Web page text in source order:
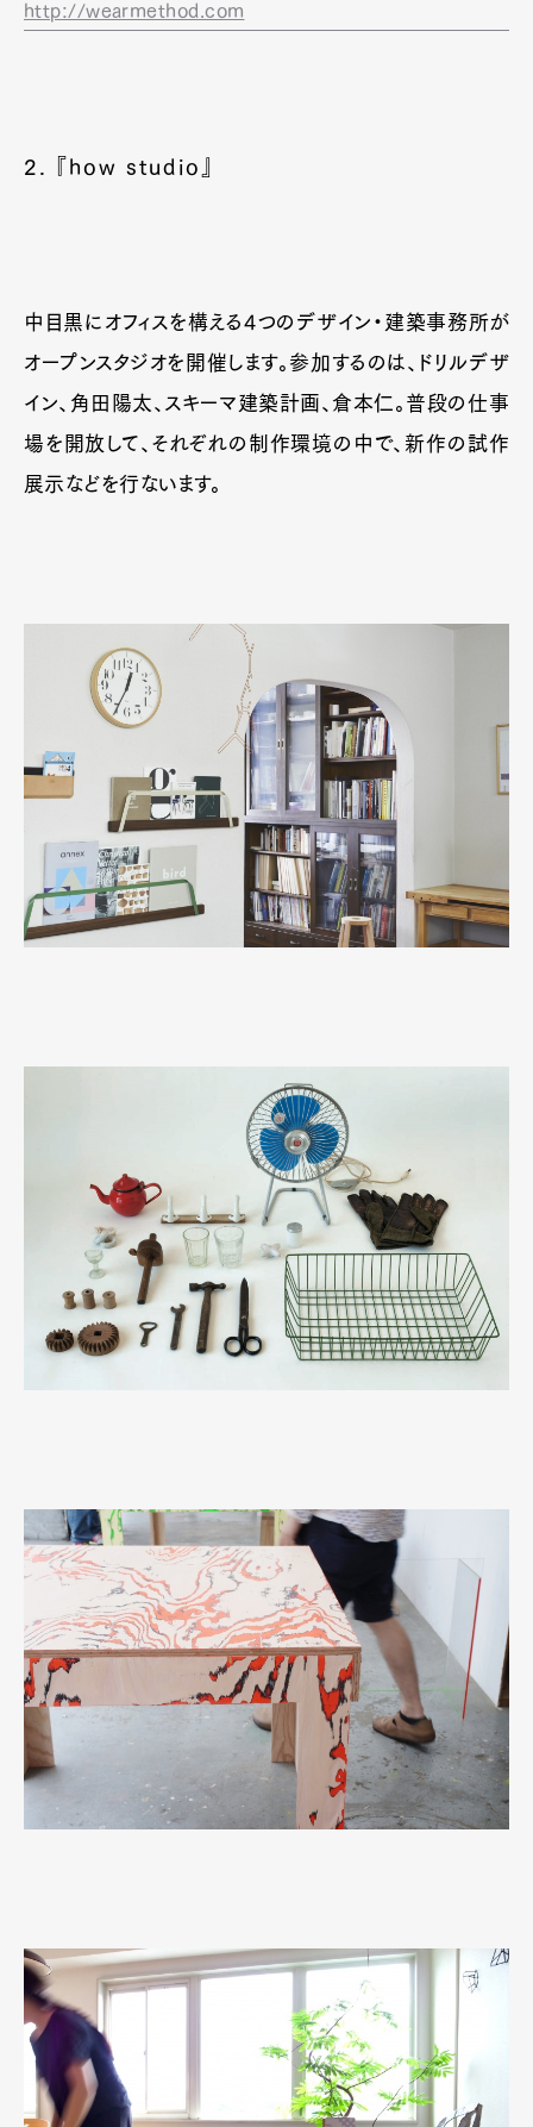
http://wearmethod.com
2. 『how studio』
中目黒にオフィスを構える4つのデザイン・建築事務所が
オープンスタジオを開催します。参加するのは、ドリルデザ
イン、角田陽太、スキーマ建築計画、倉本仁。普段の仕事
場を開放して、それぞれの制作環境の中で、新作の試作
展示などを行ないます。